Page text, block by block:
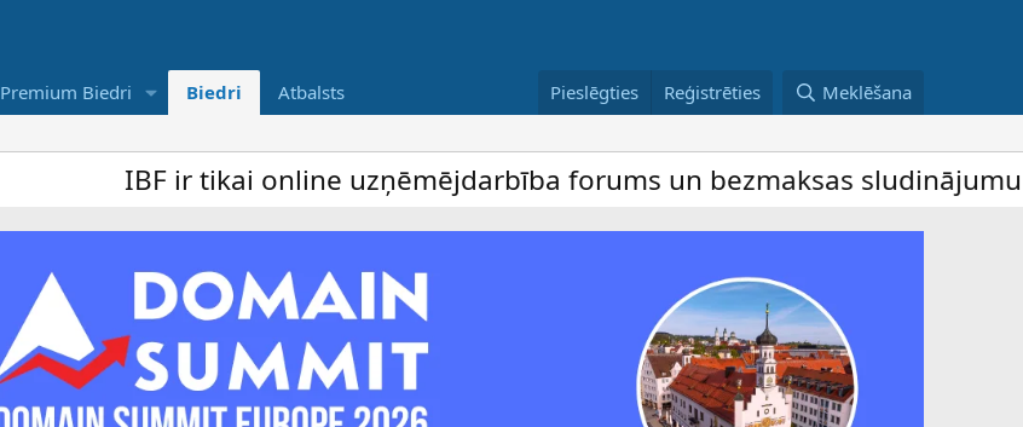
Premium Biedri Biedri Atbalsts Pieslēgties Reģistrēties Meklēšana
IBF ir tikai online uzņēmējdarbība forums un bezmaksas sludinājumu